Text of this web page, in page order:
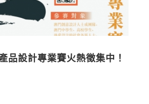
品設計專業賽火熱徵集中！